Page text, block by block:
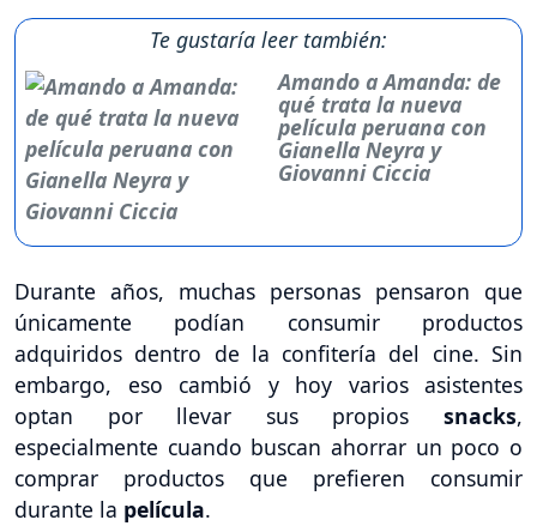
Te gustaría leer también:
Amando a Amanda: de
qué trata la nueva
película peruana con
Gianella Neyra y
Giovanni Ciccia
Durante años, muchas personas pensaron que
únicamente podían consumir productos
adquiridos dentro de la confitería del cine. Sin
embargo, eso cambió y hoy varios asistentes
optan por llevar sus propios snacks,
especialmente cuando buscan ahorrar un poco o
comprar productos que prefieren consumir
durante la película.